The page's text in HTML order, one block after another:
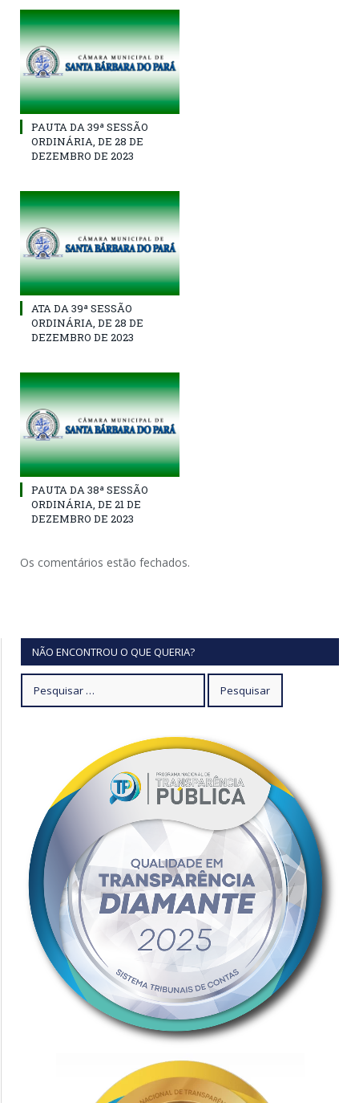
PAUTA DA 39ª SESSÃO
ORDINÁRIA, DE 28 DE
DEZEMBRO DE 2023
ATA DA 39ª SESSÃO
ORDINÁRIA, DE 28 DE
DEZEMBRO DE 2023
PAUTA DA 38ª SESSÃO
ORDINÁRIA, DE 21 DE
DEZEMBRO DE 2023
Os comentários estão fechados.
NÃO ENCONTROU O QUE QUERIA?